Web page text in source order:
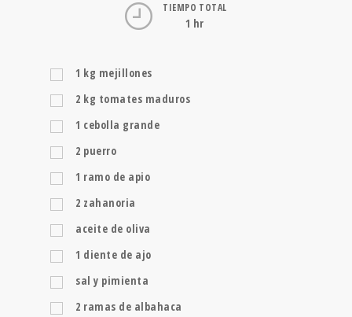
TIEMPO TOTAL
1 hr
1 kg mejillones
2 kg tomates maduros
1 cebolla grande
2 puerro
1 ramo de apio
2 zahanoria
aceite de oliva
1 diente de ajo
sal y pimienta
2 ramas de albahaca